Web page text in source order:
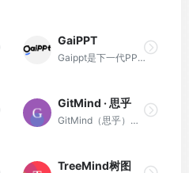
GaiPPT
Gaippt是下一代PPT美化神器，基于AI智能辅助，可根据内容生成带有高度结构化可视化的PPT版式，并提供丰富的快捷操作，让PPT设计制作更简单。
GitMind · 思乎
GitMind（思乎）是一款全平台 在线思维导图脑图架构图制作软件工具
TreeMind树图